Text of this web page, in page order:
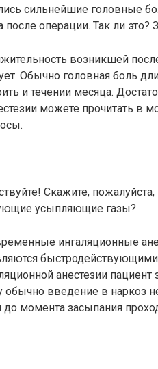
сильнейшие головные
после операции. Так ли это?
возникшей
Обычно головная боль
и течении месяца.
можете прочитать в
Скажите,
усыпляющие газы?
ингаляционные
быстродействующими
анестезии
обычно введение в наркоз
момента засыпания